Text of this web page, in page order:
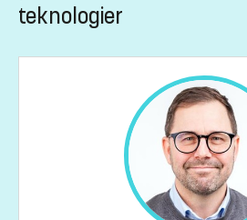
Ansvariga forskare:
möjligheterna att identifiera låggradiga
gränserna mellan frisk vävnad och
Kajsa Uvdaloch
teknologier